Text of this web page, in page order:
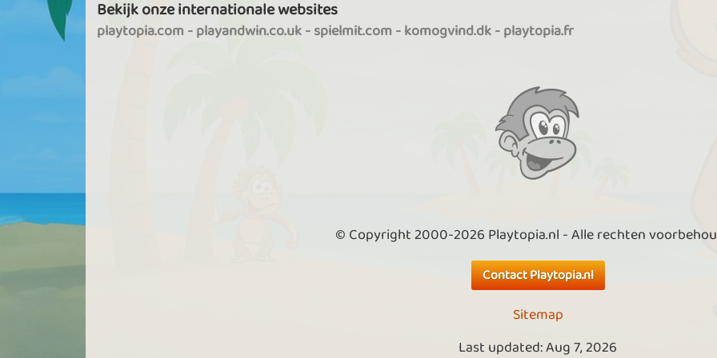
Bekijk onze internationale websites
playtopia.com -playandwin.co.uk-spielmit.com -komogvind.dk-playtopia.fr
© Copyright 2000-2026 Playtopia.nl - Alle rechten
Contact Playtopia.nl
Sitemap
Last updated: Aug 7, 2026